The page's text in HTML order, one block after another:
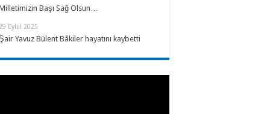
Başı Sağ Olsun…
29 Eylül 2025
Yavuz Bülent Bâkiler hayatını kaybetti